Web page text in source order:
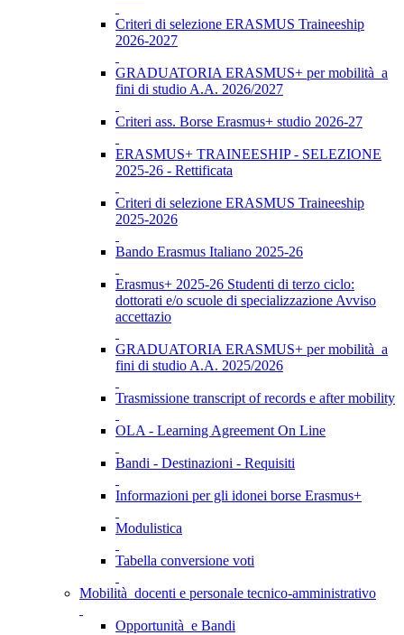
Criteri di selezione ERASMUS Traineeship
2026-2027
GRADUATORIA ERASMUS+ per mobilità a
fini di studio A.A. 2026/2027
Criteri ass. Borse Erasmus+ studio 2026-27
ERASMUS+ TRAINEESHIP - SELEZIONE
2025-26 - Rettificata
Criteri di selezione ERASMUS Traineeship
2025-2026
Bando Erasmus Italiano 2025-26
Erasmus+ 2025-26 Studenti di terzo ciclo:
dottorati e/o scuole di specializzazione Avviso
accettazio
GRADUATORIA ERASMUS+ per mobilità a
fini di studio A.A. 2025/2026
Trasmissione transcript of records e after mobility
OLA - Learning Agreement On Line
Bandi - Destinazioni - Requisiti
Informazioni per gli idonei borse Erasmus+
Modulistica
Tabella conversione voti
Mobilità docenti e personale tecnico-amministrativo
Opportunità e Bandi